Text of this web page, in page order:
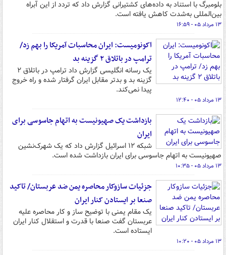
بلومبرگ با استناد به داده‌های کشتیرانی گزارش داد که تردد از این آبراه
بین‌المللی به‌شدت کاهش یافته است.
۱۳ مرداد ۰۵ - ۱۶:۵۹
اکونومیست: ایران محاسبات آمریکا را بهم زد/
ترامپ در باتلاق ۲ گزینه بد
یک رسانه انگلیسی گزارش داد ترامپ در باتلاق ۲
گزینه بد و بدتر مقابل ایران گرفتار شده و راه خروج
پیدا نمی‌کند.
۱۳ مرداد ۰۵ - ۱۲:۴۰
بازداشت یک صهیونیست به اتهام جاسوسی برای
ایران
شبکه ۱۲ اسرائیل گزارش داد که یک شهرک‌نشین
صهیونیست به اتهام جاسوسی برای ایران بازداشت شده است.
۱۳ مرداد ۰۵ - ۱۰:۳۵
جزئیات سازوکار محاصره یمن ضد عربستان/ تاکید
صنعا بر ایستادن کنار ایران
یک مقام یمنی با توضیح ساز و کار محاصره علیه
عربستان گفت صنعا با قدرت و استقلال کنار ایران
ایستاده است.
۱۳ مرداد ۰۵ - ۱۰:۲۰